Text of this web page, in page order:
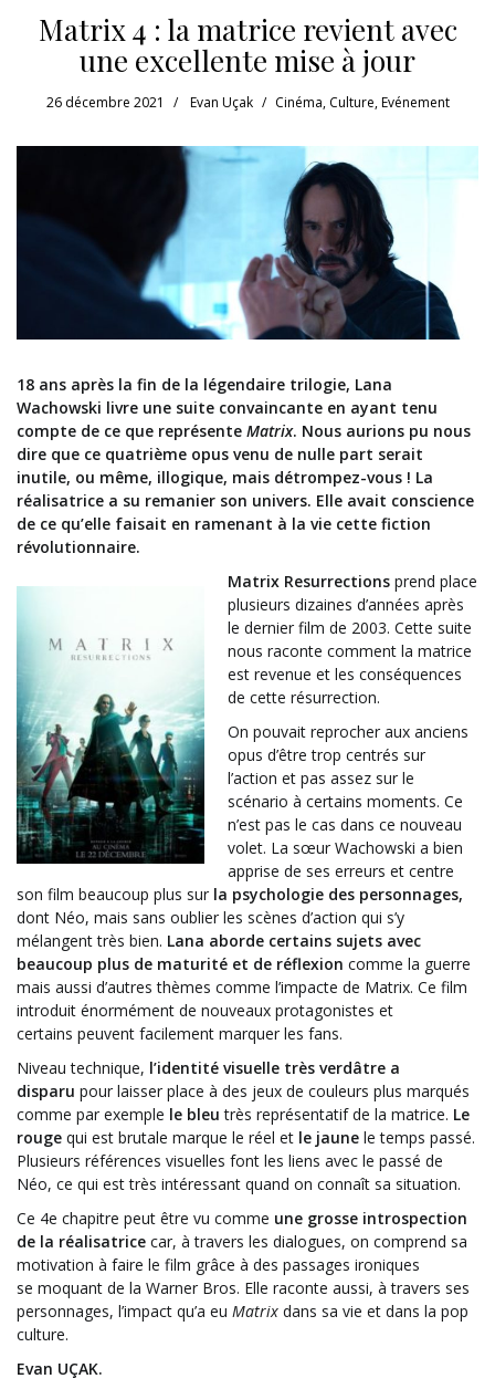
Matrix 4 : la matrice revient avec
une excellente mise à jour
26 décembre 2021 Evan Uçak Cinéma, Culture,Evénement
18 ans après la fin de la légendaire trilogie, Lana
Wachowski livre une suite convaincante en ayant tenu
compte de ce que représente Matrix. Nous aurions pu nous
dire que ce quatrième opus venu de nulle part serait
inutile, ou même, illogique, mais détrompez-vous ! La
réalisatrice a su remanier son univers. Elle avait conscience
de ce qu’elle faisait en ramenant à la vie cette fiction
révolutionnaire.
Matrix Resurrections prend place
plusieurs dizaines d’années après
le dernier film de 2003. Cette suite
nous raconte comment la matrice
est revenue et les conséquences
de cette résurrection.
On pouvait reprocher aux anciens
opus d’être trop centrés sur
l’action et pas assez sur le
scénario à certains moments. Ce
n’est pas le cas dans ce nouveau
volet. La sœur Wachowski a bien
apprise de ses erreurs et centre
son film beaucoup plus sur la psychologie des personnages,
dont Néo, mais sans oublier les scènes d’action qui s’y
mélangent très bien. Lana aborde certains sujets avec
beaucoup plus de maturité et de réflexion comme la guerre
mais aussi d’autres thèmes comme l’impacte de Matrix. Ce film
introduit énormément de nouveaux protagonistes et
certains peuvent facilement marquer les fans.
Niveau technique, l’identité visuelle très verdâtre a
disparu pour laisser place à des jeux de couleurs plus marqués
comme par exemple le bleu très représentatif de la matrice. Le
rouge qui est brutale marque le réel et le jaune le temps passé.
Plusieurs références visuelles font les liens avec le passé de
Néo, ce qui est très intéressant quand on connaît sa situation.
Ce 4e chapitre peut être vu comme une grosse introspection
de la réalisatrice car, à travers les dialogues, on comprend sa
motivation à faire le film grâce à des passages ironiques
se moquant de la Warner Bros. Elle raconte aussi, à travers ses
personnages, l’impact qu’a eu Matrix dans sa vie et dans la pop
culture.
Evan UÇAK.